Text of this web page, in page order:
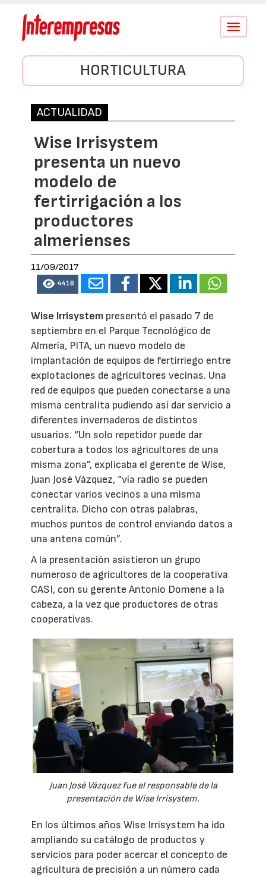
Conmutar
HORTICULTURA
ACTUALIDAD
Wise Irrisystem
presenta un nuevo
modelo de
fertirrigación a los
productores
almerienses
11/09/2017
4416
Wise Irrisystem presentó el pasado 7 de
septiembre en el Parque Tecnológico de
Almería, PITA, un nuevo modelo de
implantación de equipos de fertirriego entre
explotaciones de agricultores vecinas. Una
red de equipos que pueden conectarse a una
misma centralita pudiendo así dar servicio a
diferentes invernaderos de distintos
usuarios. “Un solo repetidor puede dar
cobertura a todos los agricultores de una
misma zona”, explicaba el gerente de Wise,
Juan José Vázquez, “vía radio se pueden
conectar varios vecinos a una misma
centralita. Dicho con otras palabras,
muchos puntos de control enviando datos a
una antena común”.
A la presentación asistieron un grupo
numeroso de agricultores de la cooperativa
CASI, con su gerente Antonio Domene a la
cabeza, a la vez que productores de otras
cooperativas.
Juan José Vázquez fue el responsable de la
presentación de Wise Irrisystem.
En los últimos años Wise Irrisystem ha ido
ampliando su catálogo de productos y
servicios para poder acercar el concepto de
agricultura de precisión a un número cada